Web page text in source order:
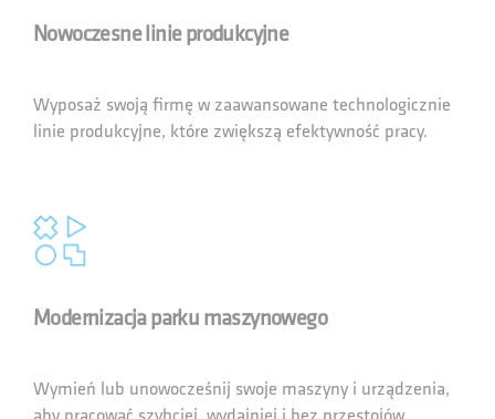
Nowoczesne linie produkcyjne
Wyposaż swoją firmę w zaawansowane technologicznie
linie produkcyjne, które zwiększą efektywność pracy.
Modernizacja parku maszynowego
Wymień lub unowocześnij swoje maszyny i urządzenia,